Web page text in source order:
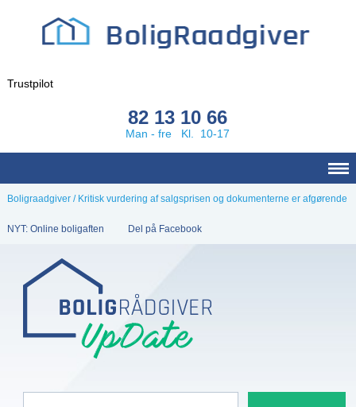
Trustpilot
82 13 10 66
Man - fre Kl. 10-17
Boligraadgiver/ Kritisk vurdering af salgsprisen og dokumenterne er afgørende
NYT: Online boligaften Del på Facebook